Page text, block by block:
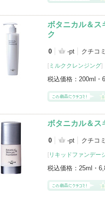
ボタニカル＆ス
ク
0 -pt クチコミ
[ ミルククレンジング]
税込価格： 200ml・
ボタニカル＆ス
0 -pt クチコミ
[ リキッドファンデー
税込価格： 25ml・